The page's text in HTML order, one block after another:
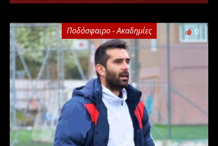
Ποδόσφαιρο - Ακαδημίες 0